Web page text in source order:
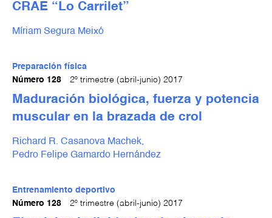
CRAE “Lo Carrilet”
Míriam Segura Meixó
Preparación física
Número 128
2º trimestre (abril-junio) 2017
Maduración biológica, fuerza y potencia
muscular en la brazada de crol
Richard R. Casanova Machek,
Pedro Felipe Gamardo Hernández
Entrenamiento deportivo
Número 128
2º trimestre (abril-junio) 2017